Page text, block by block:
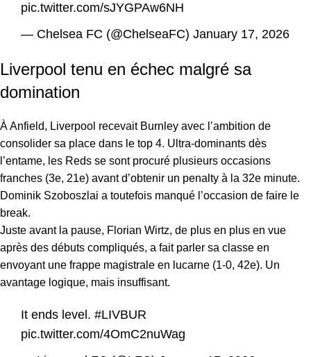
pic.twitter.com/sJYGPAw6NH
— Chelsea FC (@ChelseaFC) January 17, 2026
Liverpool tenu en échec malgré sa
domination
À Anfield, Liverpool recevait Burnley avec l’ambition de
consolider sa place dans le top 4. Ultra-dominants dès
l’entame, les Reds se sont procuré plusieurs occasions
franches (3e, 21e) avant d’obtenir un penalty à la 32e minute.
Dominik Szoboszlai a toutefois manqué l’occasion de faire le
break.
Juste avant la pause, Florian Wirtz, de plus en plus en vue
après des débuts compliqués, a fait parler sa classe en
envoyant une frappe magistrale en lucarne (1-0, 42e). Un
avantage logique, mais insuffisant.
It ends level. #LIVBUR
pic.twitter.com/4OmC2nuWag